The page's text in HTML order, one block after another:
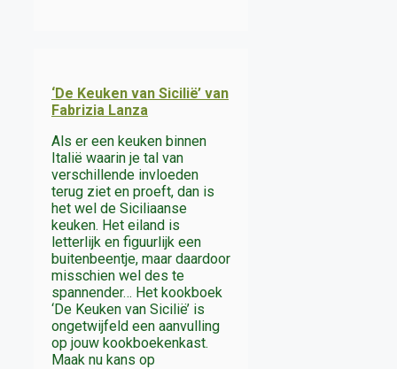
‘De Keuken van Sicilië’ van
Fabrizia Lanza
Als er een keuken binnen
Italië waarin je tal van
verschillende invloeden
terug ziet en proeft, dan is
het wel de Siciliaanse
keuken. Het eiland is
letterlijk en figuurlijk een
buitenbeentje, maar daardoor
misschien wel des te
spannender… Het kookboek
‘De Keuken van Sicilië’ is
ongetwijfeld een aanvulling
op jouw kookboekenkast.
Maak nu kans op